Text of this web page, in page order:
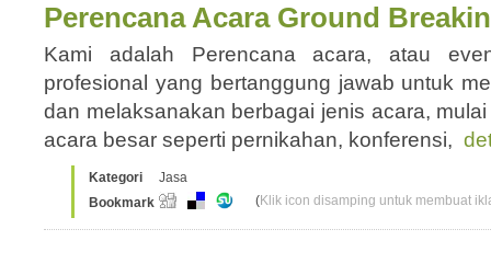
Perencana Acara Ground
Kami adalah Perencana acara, atau
profesional yang bertanggung jawab untuk
dan melaksanakan berbagai jenis acara,
acara besar seperti pernikahan, konferensi,
Kategori
Jasa
Bookmark
(Klik icon disamping untuk membuat